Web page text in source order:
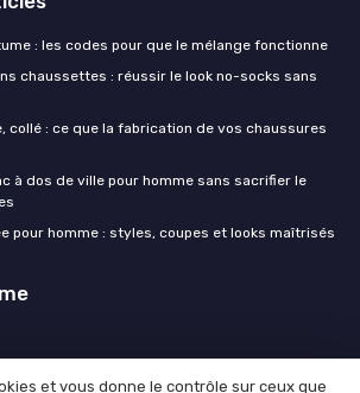
: les codes pour que le mélange fonctionne
chaussettes : réussir le look no-socks sans
collé : ce que la fabrication de vos chaussures
à dos de ville pour homme sans sacrifier le
pour homme : styles, coupes et looks maîtrisés
et vous donne le contrôle sur ceux que